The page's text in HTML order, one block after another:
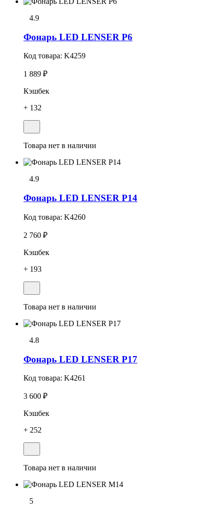
4.9
Фонарь LED LENSER P6
Код товара: K4259
1 889 ₽
Кэшбек
+ 132
Товара нет в наличии
4.9
Фонарь LED LENSER P14
Код товара: K4260
2 760 ₽
Кэшбек
+ 193
Товара нет в наличии
4.8
Фонарь LED LENSER P17
Код товара: K4261
3 600 ₽
Кэшбек
+ 252
Товара нет в наличии
5